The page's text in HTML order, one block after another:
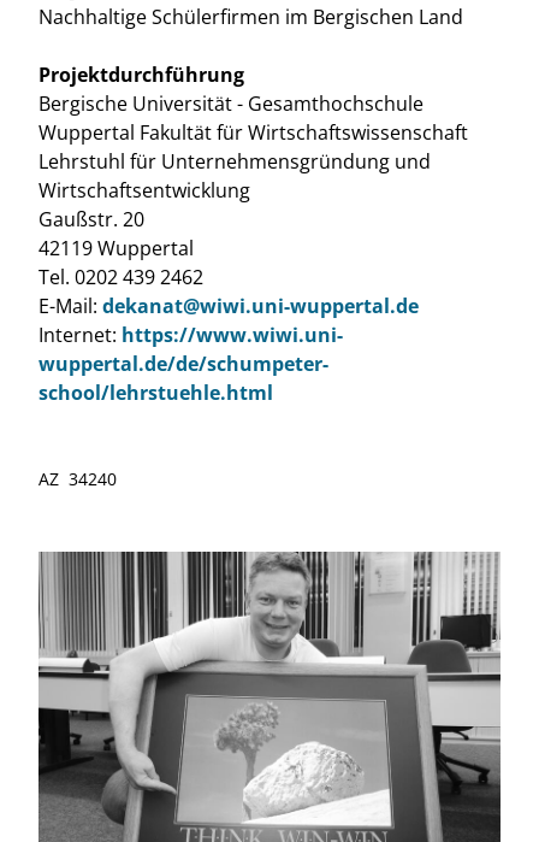
Nachhaltige Schülerfirmen im Bergischen Land
Projektdurchführung
Bergische Universität - Gesamthochschule
Wuppertal Fakultät für Wirtschaftswissenschaft
Lehrstuhl für Unternehmensgründung und
Wirtschaftsentwicklung
Gaußstr. 20
42119 Wuppertal
Tel. 0202 439 2462
E-Mail: dekanat@wiwi.uni-wuppertal.de
Internet: https://www.wiwi.uni-
wuppertal.de/de/schumpeter-
school/lehrstuehle.html
AZ 34240